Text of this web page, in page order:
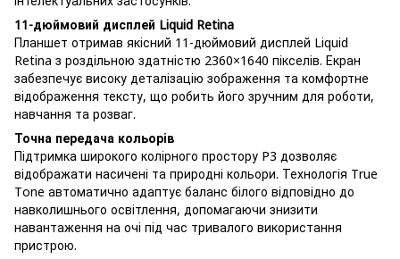
11-дюймовий дисплей Liquid Retina
Планшет отримав якісний 11-дюймовий дисплей Liquid
Retina з роздільною здатністю 2360×1640 пікселів. Екран
забезпечує високу деталізацію зображення та комфортне
відображення тексту, що робить його зручним для роботи,
навчання та розваг.
Точна передача кольорів
Підтримка широкого колірного простору P3 дозволяє
відображати насичені та природні кольори. Технологія True
Tone автоматично адаптує баланс білого відповідно до
навколишнього освітлення, допомагаючи знизити
навантаження на очі під час тривалого використання
пристрою.